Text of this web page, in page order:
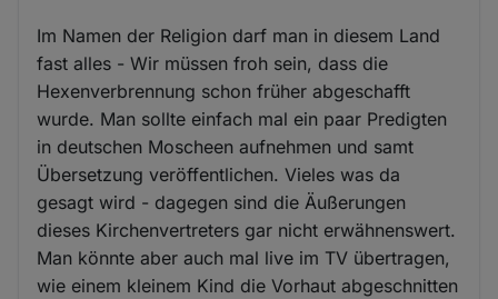
Im Namen der Religion darf man in diesem Land
fast alles - Wir müssen froh sein, dass die
Hexenverbrennung schon früher abgeschafft
wurde. Man sollte einfach mal ein paar Predigten
in deutschen Moscheen aufnehmen und samt
Übersetzung veröffentlichen. Vieles was da
gesagt wird - dagegen sind die Äußerungen
dieses Kirchenvertreters gar nicht erwähnenswert.
Man könnte aber auch mal live im TV übertragen,
wie einem kleinem Kind die Vorhaut abgeschnitten